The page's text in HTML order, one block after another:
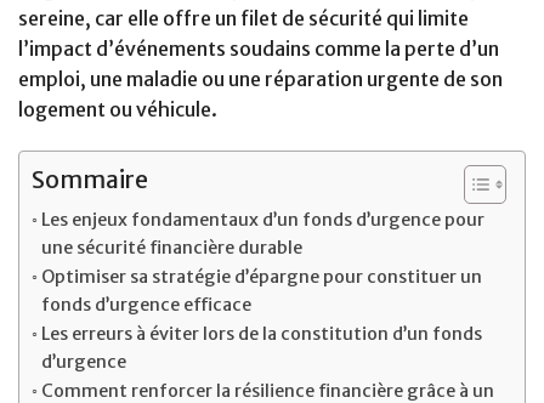
sereine, car elle offre un filet de sécurité qui limite
l’impact d’événements soudains comme la perte d’un
emploi, une maladie ou une réparation urgente de son
logement ou véhicule.
Sommaire
Les enjeux fondamentaux d’un fonds d’urgence pour
une sécurité financière durable
Optimiser sa stratégie d’épargne pour constituer un
fonds d’urgence efficace
Les erreurs à éviter lors de la constitution d’un fonds
d’urgence
Comment renforcer la résilience financière grâce à un